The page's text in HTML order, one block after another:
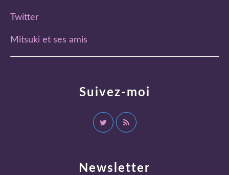
Newsletter
Suivez-moi
Twitter
Mitsuki et ses amis